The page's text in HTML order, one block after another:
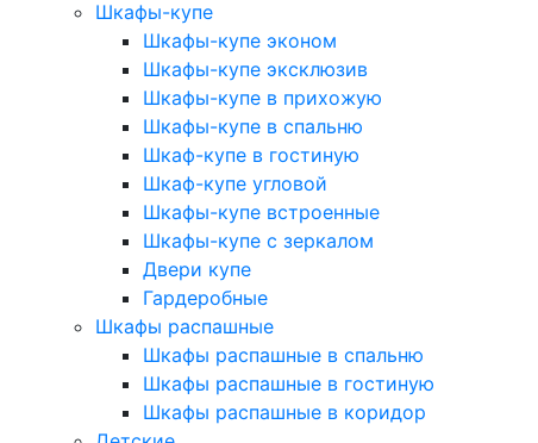
Шкафы-купе
Шкафы-купе эконом
Шкафы-купе эксклюзив
Шкафы-купе в прихожую
Шкафы-купе в спальню
Шкаф-купе в гостиную
Шкаф-купе угловой
Шкафы-купе встроенные
Шкафы-купе с зеркалом
Двери купе
Гардеробные
Шкафы распашные
Шкафы распашные в спальню
Шкафы распашные в гостиную
Шкафы распашные в коридор